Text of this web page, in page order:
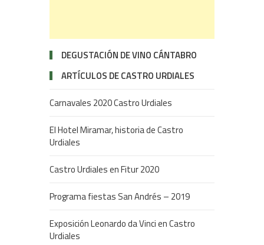
DEGUSTACIÓN DE VINO CÁNTABRO
ARTÍCULOS DE CASTRO URDIALES
Carnavales 2020 Castro Urdiales
El Hotel Miramar, historia de Castro
Urdiales
Castro Urdiales en Fitur 2020
Programa fiestas San Andrés – 2019
Exposición Leonardo da Vinci en Castro
Urdiales